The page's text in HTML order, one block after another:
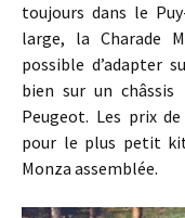
toujours dans le
large, la Charade
possible d’adapter
bien sur un
Peugeot. Les prix
pour le plus petit kit
Monza assemblée.